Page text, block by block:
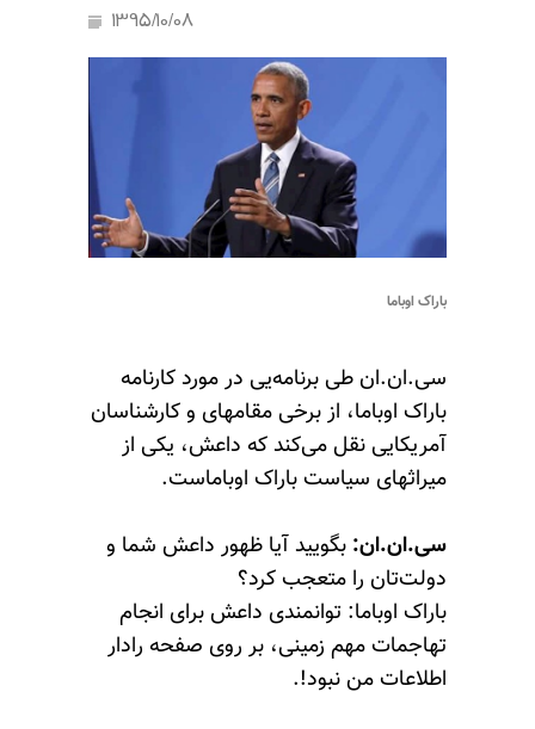
1395/10/08
باراک اوباما
سی.ان.ان طی برنامه‌یی در مورد کارنامه
باراک اوباما، از برخی مقامهای و کارشناسان
آمریکایی نقل می‌کند که داعش، یکی از
میراثهای سیاست باراک اوباماست.
سی.ان.ان: بگویید آیا ظهور داعش شما و
دولت‌تان را متعجب کرد؟
باراک اوباما: توانمندی داعش برای انجام
تهاجمات مهم زمینی، بر روی صفحه رادار
اطلاعات من نبود!.